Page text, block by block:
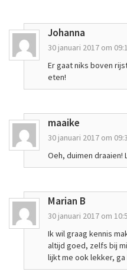
Johanna
30 januari 2017 om
Er gaat niks boven
eten!
maaike
30 januari 2017 om
Oeh, duimen draaien!
Marian B
30 januari 2017 om
Ik wil graag kennis
altijd goed, zelfs bij
lijkt me ook lekker,